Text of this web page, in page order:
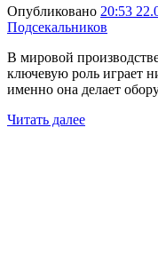
Опубликовано 20:53
Подсекальников
В мировой
ключевую роль играет
именно она делает
Читать далее